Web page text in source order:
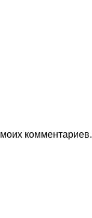
комментариев.